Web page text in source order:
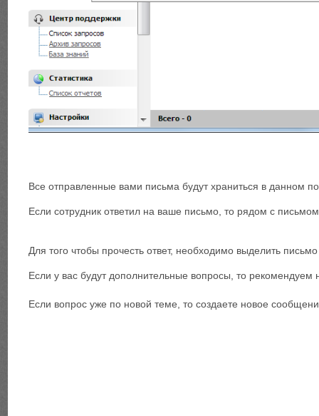
Все отправленные вами письма будут храниться в данном
Если сотрудник ответил на ваше письмо, то рядом с
Для того чтобы прочесть ответ, необходимо выделить
Если у вас будут дополнительные вопросы, то
Если вопрос уже по новой теме, то создаете новое